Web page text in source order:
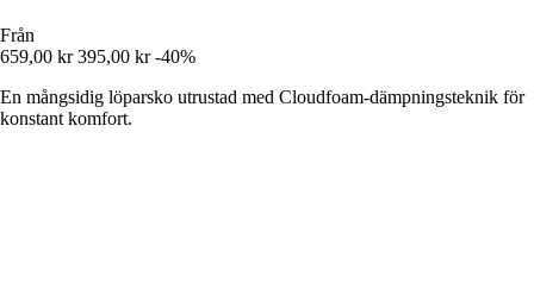
Från
659,00 kr 395,00 kr -40%
En mångsidig löparsko utrustad med Cloudfoam-dämpningsteknik för
konstant komfort.